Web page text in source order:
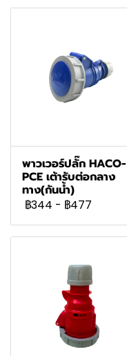
พาวเวอร์ปลั๊ก HACO-
PCE เต้ารับต่อกลาง
ทาง(กันน้ำ)
฿344 - ฿477